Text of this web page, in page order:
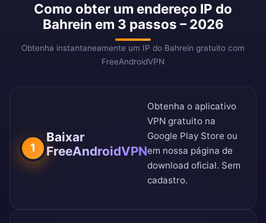
Como obter um endereço IP do
Bahrein em 3 passos – 2026
Obtenha instantaneamente um IP do Bahrein gratuito com
FreeAndroidVPN
1
Baixar
FreeAndroidVPN
Obtenha o aplicativo
VPN gratuito na
Google Play Store ou
em nossa página de
download oficial. Sem
cadastro.